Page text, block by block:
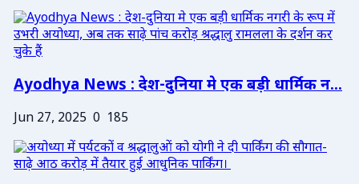
Ayodhya News : देश-दुनिया मे एक बड़ी धार्मिक न...
Jun 27, 2025 0 185